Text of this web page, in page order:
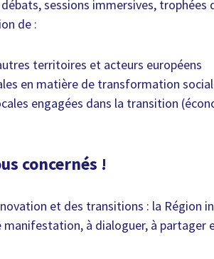
sessions immersives, trophées
de :
territoires et acteurs européens
en matière de transformation
engagées dans la transition
concernés !
et des transitions : la Région
à dialoguer, à partager